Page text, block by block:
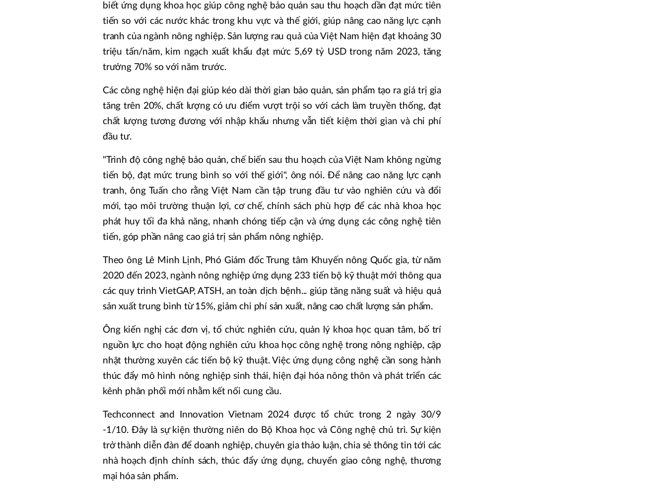
biết ứng dụng khoa học giúp công nghệ bảo quản sau thu hoạch dần đạt mức tiên
tiến so với các nước khác trong khu vực và thế giới, giúp nâng cao năng lực cạnh
tranh của ngành nông nghiệp. Sản lượng rau quả của Việt Nam hiện đạt khoảng 30
triệu tấn/năm, kim ngạch xuất khẩu đạt mức 5,69 tỷ USD trong năm 2023, tăng
trưởng 70% so với năm trước.
Các công nghệ hiện đại giúp kéo dài thời gian bảo quản, sản phẩm tạo ra giá trị gia
tăng trên 20%, chất lượng có ưu điểm vượt trội so với cách làm truyền thống, đạt
chất lượng tương đương với nhập khẩu nhưng vẫn tiết kiệm thời gian và chi phí
đầu tư.
"Trình độ công nghệ bảo quản, chế biến sau thu hoạch của Việt Nam không ngừng
tiến bộ, đạt mức trung bình so với thế giới", ông nói. Để nâng cao năng lực cạnh
tranh, ông Tuấn cho rằng Việt Nam cần tập trung đầu tư vào nghiên cứu và đổi
mới, tạo môi trường thuận lợi, cơ chế, chính sách phù hợp để các nhà khoa học
phát huy tối đa khả năng, nhanh chóng tiếp cận và ứng dụng các công nghệ tiên
tiến, góp phần nâng cao giá trị sản phẩm nông nghiệp.
Theo ông Lê Minh Lịnh, Phó Giám đốc Trung tâm Khuyến nông Quốc gia, từ năm
2020 đến 2023, ngành nông nghiệp ứng dụng 233 tiến bộ kỹ thuật mới thông qua
các quy trình VietGAP, ATSH, an toàn dịch bệnh... giúp tăng năng suất và hiệu quả
sản xuất trung bình từ 15%, giảm chi phí sản xuất, nâng cao chất lượng sản phẩm.
Ông kiến nghị các đơn vị, tổ chức nghiên cứu, quản lý khoa học quan tâm, bố trí
nguồn lực cho hoạt động nghiên cứu khoa học công nghệ trong nông nghiệp, cập
nhật thường xuyên các tiến bộ kỹ thuật. Việc ứng dụng công nghệ cần song hành
thúc đẩy mô hình nông nghiệp sinh thái, hiện đại hóa nông thôn và phát triển các
kênh phân phối mới nhằm kết nối cung cầu.
Techconnect and Innovation Vietnam 2024 được tổ chức trong 2 ngày 30/9
-1/10. Đây là sự kiện thường niên do Bộ Khoa học và Công nghệ chủ trì. Sự kiện
trở thành diễn đàn để doanh nghiệp, chuyên gia thảo luận, chia sẻ thông tin tới các
nhà hoạch định chính sách, thúc đẩy ứng dụng, chuyển giao công nghệ, thương
mại hóa sản phẩm.